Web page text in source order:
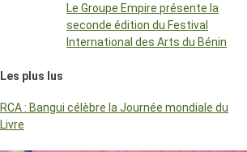
Le Groupe Empire présente la
seconde édition du Festival
International des Arts du Bénin
Les plus lus
RCA : Bangui célèbre la Journée mondiale du
Livre